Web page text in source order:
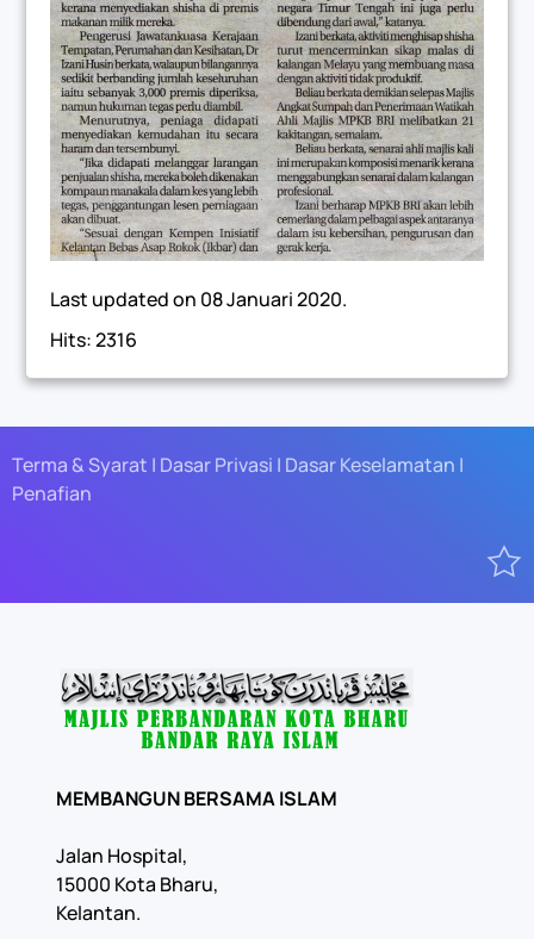
Last updated on 08 Januari 2020.
Hits: 2316
Terma & Syarat | Dasar Privasi | Dasar Keselamatan |
Penafian
MEMBANGUN BERSAMA ISLAM
Jalan Hospital,
15000 Kota Bharu,
Kelantan.